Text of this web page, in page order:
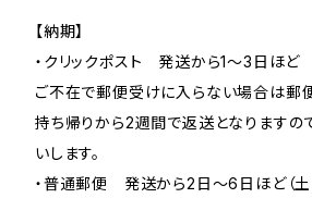
【納期】
・クリックポスト 発送から1〜3日ほど
ご不在で郵便受けに入らない場合は郵
持ち帰りから2週間で返送となりますの
いします。
・普通郵便 発送から2日〜6日ほど（土